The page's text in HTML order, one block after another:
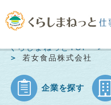
くらしまねっとTOP
若女食品株式会社
企業を探す